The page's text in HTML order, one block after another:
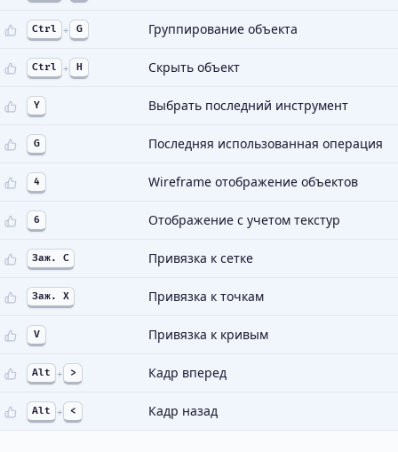
Ctrl + G Группирование объекта
Ctrl + H Скрыть объект
Y Выбрать последний инструмент
G Последняя использованная операция
4 Wireframe отображение объектов
6 Отображение с учетом текстур
Заж. C Привязка к сетке
Заж. X Привязка к точкам
V Привязка к кривым
Alt + > Кадр вперед
Alt + < Кадр назад